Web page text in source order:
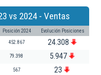
vs 2024 - Ventas
Posición 2024 Evolución Posiciones
452.867 24.308
79.398 5.947
567 23